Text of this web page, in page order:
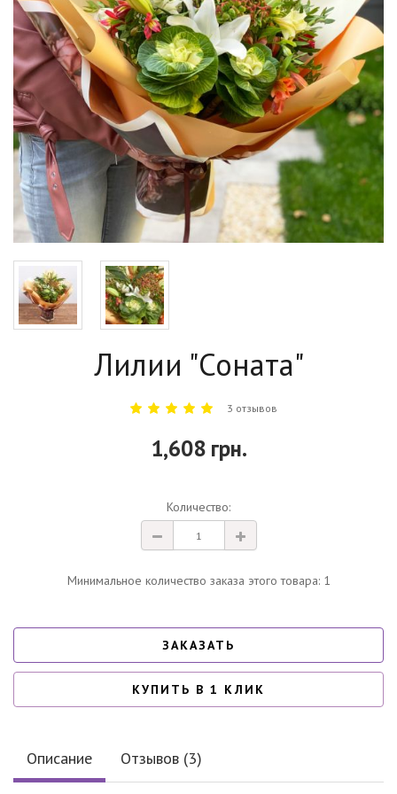
Лилии "Соната"
3 отзывов
1,608 грн.
Количество:
Минимальное количество заказа этого товара: 1
ЗАКАЗАТЬ
КУПИТЬ В 1 КЛИК
Описание Отзывов (3)